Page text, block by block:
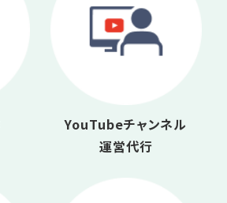
YouTubeチャンネル
運営代行